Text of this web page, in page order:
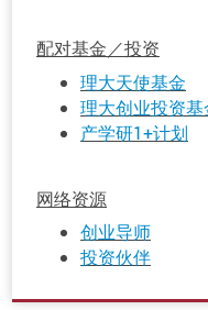
配对基金／投资
理大天使基金
理大创业投资基
产学研1+计划
网络资源
创业导师
投资伙伴